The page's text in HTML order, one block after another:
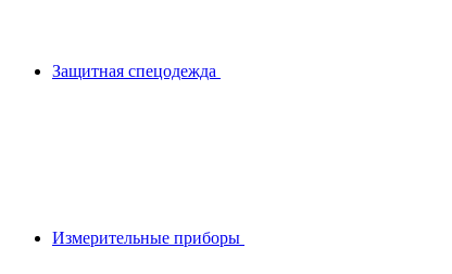
Защитная спецодежда
Измерительные приборы